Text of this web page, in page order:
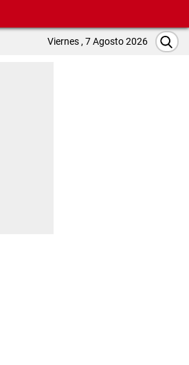
Viernes , 7 Agosto 2026